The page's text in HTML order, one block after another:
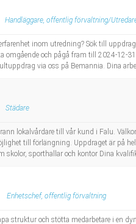
Handläggare, offentlig förvaltning/
inom utredning? Sök till
omgående och pågå fram till 2024-
via oss på Bemannia. Dina
Städare
lokalvårdare till vår kund i Falu.
till förlängning. Uppdraget är på
skolor, sporthallar och kontor Dina
Enhetschef, offentlig förvaltning
struktur och stötta medarbetare i en